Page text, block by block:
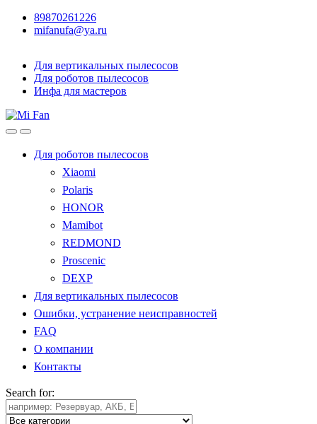
89870261226
mifanufa@ya.ru
Для вертикальных пылесосов
Для роботов пылесосов
Инфа для мастеров
Для роботов пылесосов
Xiaomi
Polaris
HONOR
Mamibot
REDMOND
Proscenic
DEXP
Для вертикальных пылесосов
Ошибки, устранение неисправностей
FAQ
О компании
Контакты
Search for: